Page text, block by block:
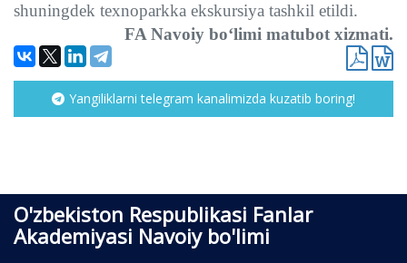
shuningdek texnoparkka ekskursiya tashkil etildi.
FA Navoiy bo‘limi matubot xizmati.
Yangiliklarni telegram kanalimizda kuzatib boring!
O'zbekiston Respublikasi Fanlar
Akademiyasi Navoiy bo'limi